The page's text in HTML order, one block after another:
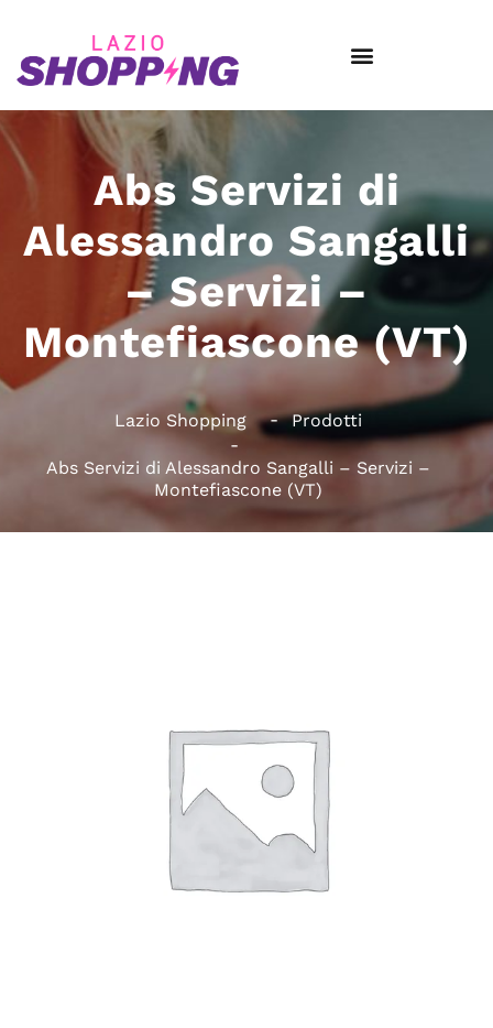
Abs Servizi di
Alessandro Sangalli
– Servizi –
Montefiascone (VT)
Lazio Shopping Prodotti
Abs Servizi di Alessandro Sangalli – Servizi –
Montefiascone (VT)